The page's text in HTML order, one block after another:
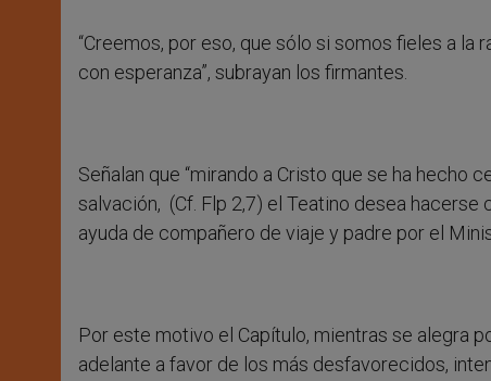
“Creemos, por eso, que sólo si somos fieles a
con esperanza”, subrayan los firmantes.
Señalan que “mirando a Cristo que se ha hecho
salvación, (Cf. Flp 2,7) el Teatino desea
ayuda de compañero de viaje y padre por el
Por este motivo el Capítulo, mientras se alegra
adelante a favor de los más desfavorecidos,